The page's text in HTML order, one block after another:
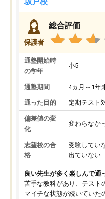
保護者
総合評価
通塾開始時
の学年
小5
通塾期間 4ヵ月～1年
通った目的 定期テスト
偏差値の変
化
変わらなか
志望校の合
格
受験してい
出ていない
良い先生が多く楽しんで通
苦手な教科があり、テスト
マイチな状態が続いていた